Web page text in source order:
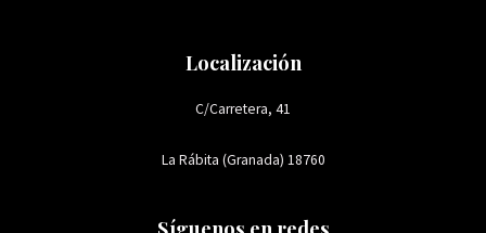
Localización
C/Carretera, 41
La Rábita (Granada) 18760